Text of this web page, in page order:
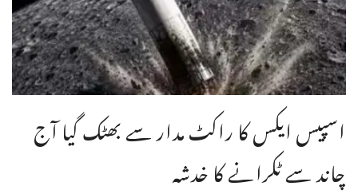
اسپیس ایکس کا راکٹ مدار سے بھٹک گیا آج
چاند سے ٹکرانے کا خدشہ